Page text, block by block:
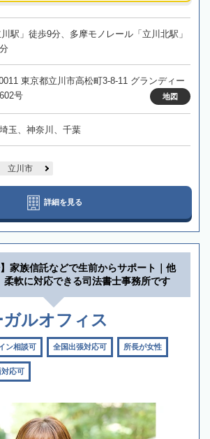
駅」徒歩9分、多摩モノレール「立川北駅」
東京都立川市高松町3-8-11 グランディー
号
地図
玉、神奈川、千葉
立川市
詳細を見る
】家族信託などで生前からサポート｜他
柔軟に対応できる司法書士事務所です
ルオフィス
ン相談可 全国出張対応可 所長が女性
応可